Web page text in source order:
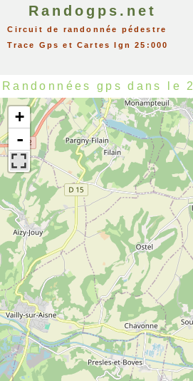
Randogps.net
Circuit de randonnée pédestre
Trace Gps et Cartes Ign 25:000
Randonnées gps dans le 2
+
-